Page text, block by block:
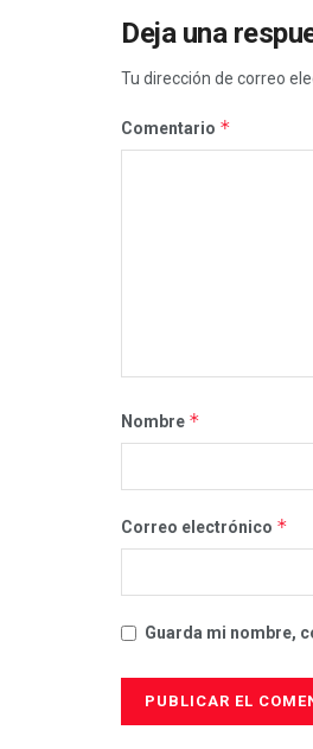
Deja una
Tu dirección de correo
Comentario *
Nombre *
Correo electrónico *
Guarda mi nombre,